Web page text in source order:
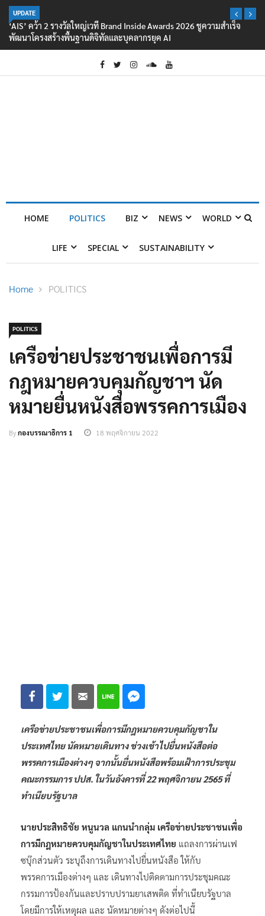
UPDATE
‘AIS’ คว้า 2 รางวัลใหญ่เวที Brand Inside Awards 2026 ชูความสำเร็จ
พัฒนาโครงสร้างพื้นฐานดิจิทัลและบุคลากรยุค AI
SPECIAL SUSTAINABILITY
POLITICS
POLITICS
เครือข่ายประชาชนเพื่อการมี
กฎหมายควบคุมกัญชาฯ นัด
หมายยื่นหนังสือพรรคการเมือง
กองบรรณาธิการ 1 18 พฤศจิกายน 2022
เครือข่ายประชาชนเพื่อการมีกฎหมายควบคุมกัญชาใน
ประเทศไทย นัดหมายเดินทาง ช่วงเช้าไปยื่นหนังสือต่อ
พรรคการเมืองต่างๆ จากนั้นยื่นหนังสือพร้อมเฝ้าการประชุม
คณะกรรมการ ปปส. ในวันอังคารที่ 22 พฤศจิกายน 2565 ที่
ทำเนียบรัฐบาล
นายประสิทธิชัย หนูนวล แกนนำกลุ่ม เครือข่ายประชาชนเพื่อ
ซบุ๊กส่วนตัว ระบุถึงการเดินทางไปยื่นหนังสือ ให้กับ
พรรคการเมืองต่างๆ และ เดินทางไปติดตามการประชุมคณะ
กรรมการป้องกันและปราบปรามยาเสพติด ที่ทำเนียบรัฐบาล
โดยมีการให้เหตุผล และ นัดหมายต่างๆ ดังต่อไปนี้
ประกาศการชุมนุม